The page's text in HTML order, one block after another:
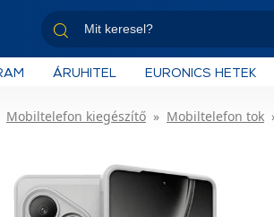
ÁRUHITEL EURONICS HETEK
Mobiltelefon kiegészítő Mobiltelefon tok